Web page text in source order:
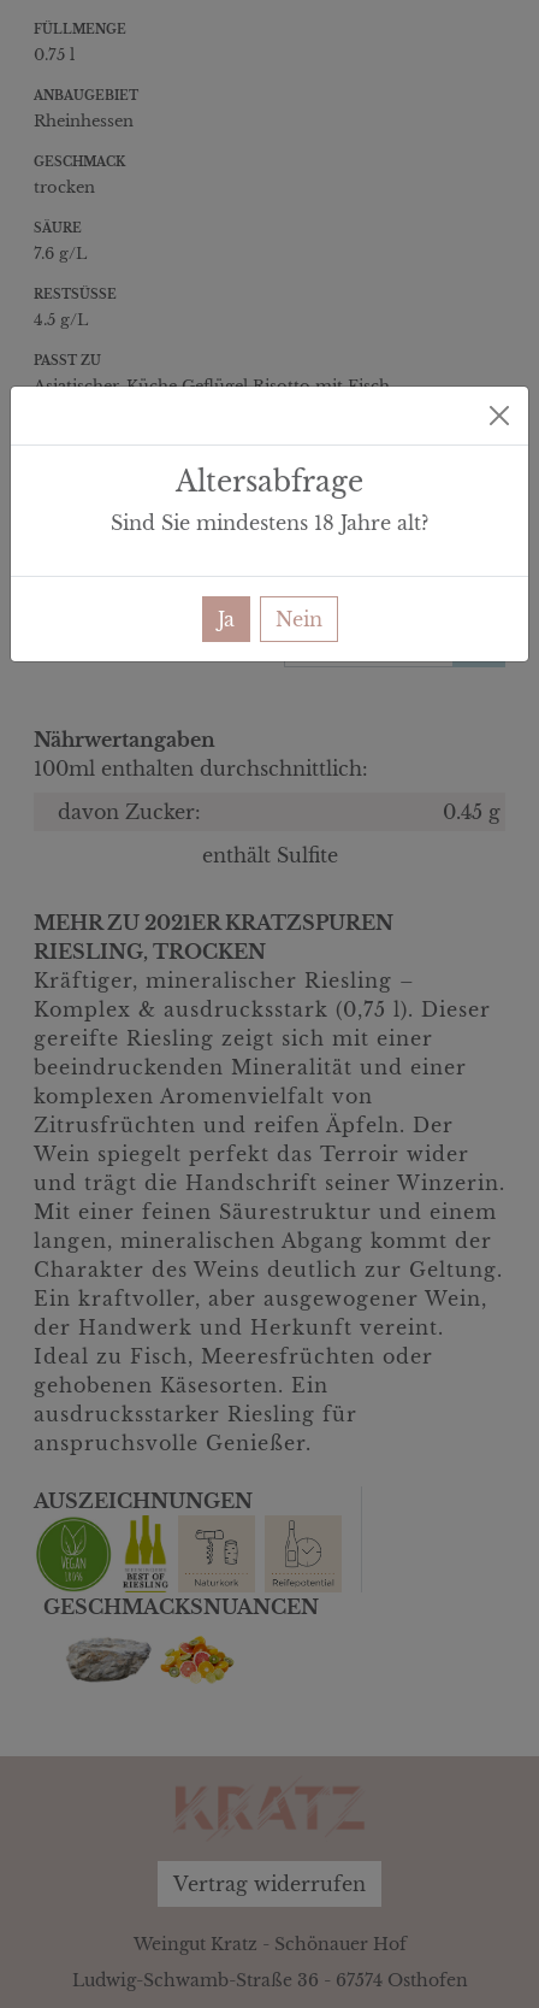
Altersabfrage
Sind Sie mindestens 18 Jahre alt?
Ja Nein
FÜLLMENGE
0.75 l
ANBAUGEBIET
Rheinhessen
GESCHMACK
trocken
SÄURE
7.6 g/L
RESTSÜSSE
4.5 g/L
PASST ZU
Asiatischer-Küche,Geflügel,Risotto mit Fisch
Weingut Kratz, Ludwig-Schwamb-Straße 36, DE-67574,
21.33 € /l
Menge:
Nährwertangaben
100ml enthalten durchschnittlich:
davon Zucker:
0.45 g
enthält Sulfite
MEHR ZU 2021ER KRATZSPUREN
RIESLING, TROCKEN
Kräftiger, mineralischer Riesling –
Komplex & ausdrucksstark (0,75 l). Dieser
gereifte Riesling zeigt sich mit einer
beeindruckenden Mineralität und einer
komplexen Aromenvielfalt von
Zitrusfrüchten und reifen Äpfeln. Der
Wein spiegelt perfekt das Terroir wider
und trägt die Handschrift seiner Winzerin.
Mit einer feinen Säurestruktur und einem
langen, mineralischen Abgang kommt der
Charakter des Weins deutlich zur Geltung.
Ein kraftvoller, aber ausgewogener Wein,
der Handwerk und Herkunft vereint.
Ideal zu Fisch, Meeresfrüchten oder
gehobenen Käsesorten. Ein
ausdrucksstarker Riesling für
anspruchsvolle Genießer.
AUSZEICHNUNGEN
GESCHMACKSNUANCEN
Vertrag widerrufen
Weingut Kratz - Schönauer Hof
Ludwig-Schwamb-Straße 36 - 67574 Osthofen